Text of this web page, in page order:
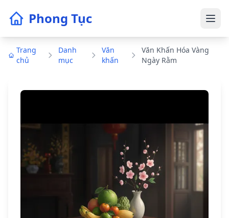
Phong Tục
Trang
chủ
Danh
mục
Văn
khấn
Văn Khấn Hóa Vàng
Ngày Rằm